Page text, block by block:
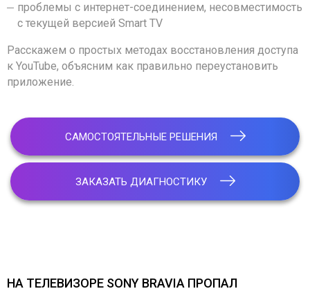
проблемы с интернет-соединением, несовместимость
с текущей версией Smart TV
Расскажем о простых методах восстановления доступа
к YouTube, объясним как правильно переустановить
приложение.
САМОСТОЯТЕЛЬНЫЕ РЕШЕНИЯ
ЗАКАЗАТЬ ДИАГНОСТИКУ
НА ТЕЛЕВИЗОРЕ SONY BRAVIA ПРОПАЛ